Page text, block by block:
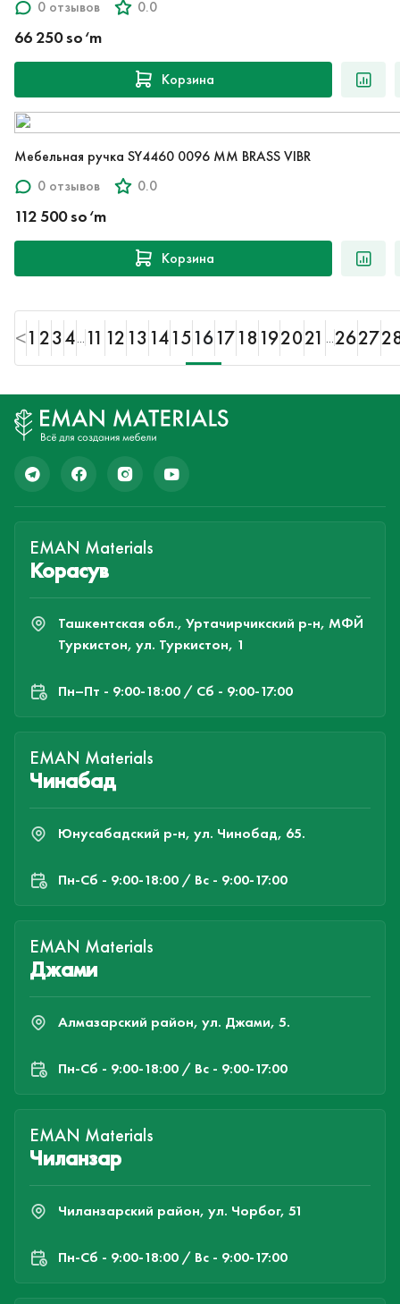
0 отзывов 0.0
66 250 so‘m
Корзина
Мебельная ручка SY4460 0096 MM BRASS VIBR
0 отзывов
0.0
112 500 so‘m
Корзина
<1 234... 11 12131415161718192021 ...2627
EMAN Materials
Корасув
Ташкентская обл., Уртачирчикский р-н, МФЙ
Туркистон, ул. Туркистон, 1
Пн–Пт - 9:00-18:00 / Сб - 9:00-17:00
EMAN Materials
Чинабад
Юнусабадский р-н, ул. Чинобад, 65.
Пн-Cб - 9:00-18:00 / Вс - 9:00-17:00
EMAN Materials
Джами
Алмазарский район, ул. Джами, 5.
Пн-Cб - 9:00-18:00 / Вс - 9:00-17:00
EMAN Materials
Чиланзар
Чиланзарский район, ул. Чорбог, 51
Пн-Cб - 9:00-18:00 / Вс - 9:00-17:00